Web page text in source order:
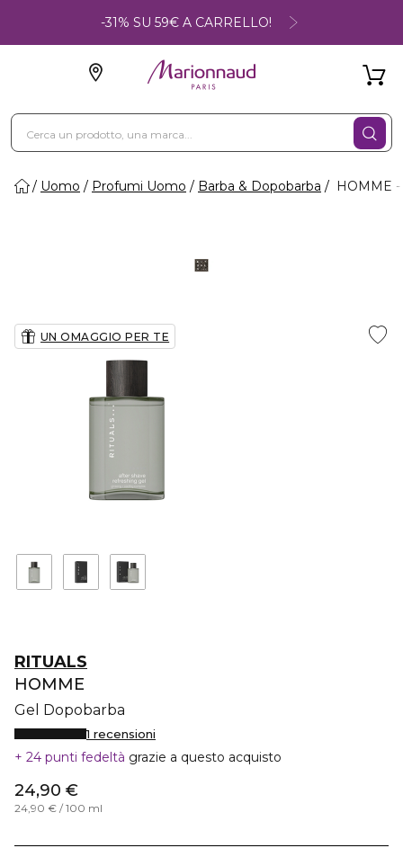
-31% SU 59€ A CARRELLO!
Uomo Profumi Uomo Barba & Dopobarba HOMME
UN OMAGGIO PER TE
RITUALS
HOMME
Gel Dopobarba
1 recensioni
24 punti fedeltà grazie a questo acquisto
24,90 €
24,90 € / 100 ml